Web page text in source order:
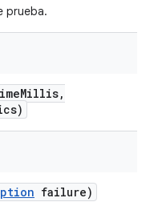
prueba.
Millis,
failure)